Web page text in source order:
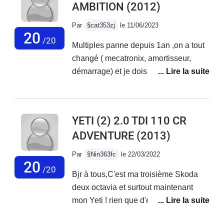
20 /20
AMBITION (2012)
Par §cat353zj le 11/06/2023
Multiples panne depuis 1an ,on a tout
changé ( mecatronix, amortisseur,
démarrage) et je dois changer
tableau de bord numérique à part
malgré batterie ok et bloc Neiman
changé, les Garagistes me
de ne pas pouvoir une fois pour toute
réparer une voiture aujourd'hui !
Surtout que super moteur et je ne veux
20 /20
YETI (2) 2.0 TDI 110 CR
ADVENTURE (2013)
Par §Nin363fc le 22/03/2022
Bjr à tous,C'est ma troisième Skoda
deux octavia et surtout maintenant
mon Yeti ! rien que d'en parler j'ai les